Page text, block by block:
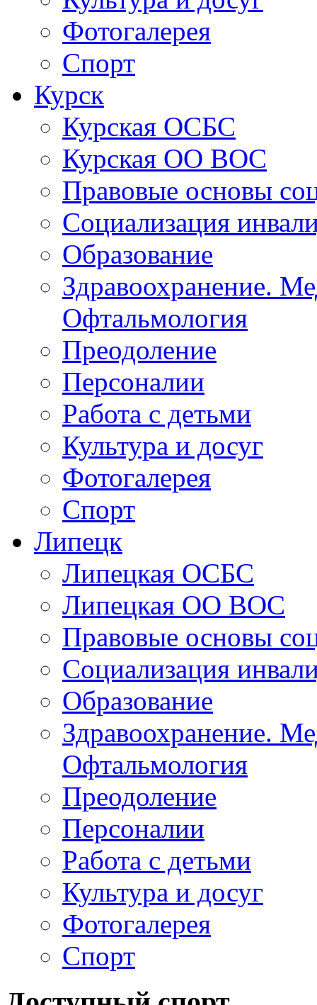
Культура и досуг
Фотогалерея
Спорт
Курск
Курская ОСБС
Курская ОО ВОС
Правовые основы
Социализация
Образование
Здравоохранение.
Офтальмология
Преодоление
Персоналии
Работа с детьми
Культура и досуг
Фотогалерея
Спорт
Липецк
Липецкая ОСБС
Липецкая ОО ВОС
Правовые основы
Социализация
Образование
Здравоохранение.
Офтальмология
Преодоление
Персоналии
Работа с детьми
Культура и досуг
Фотогалерея